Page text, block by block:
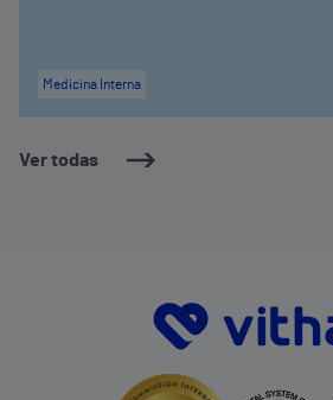
Ver todas
Medicina Interna